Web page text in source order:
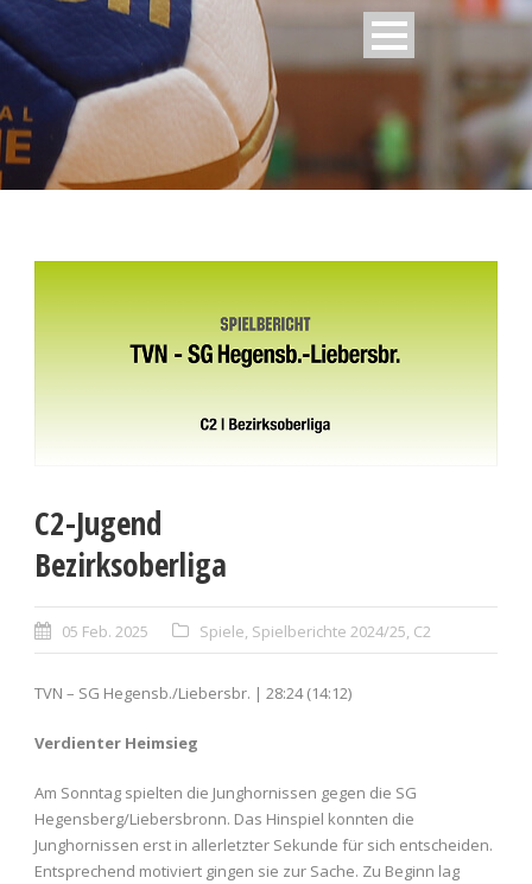
C2-Jugend
Bezirksoberliga
05 Feb. 2025 Spiele, Spielberichte 2024/25, C2
TVN – SG Hegensb./Liebersbr. | 28:24 (14:12)
Verdienter Heimsieg
Am Sonntag spielten die Junghornissen gegen die SG
Hegensberg/Liebersbronn. Das Hinspiel konnten die
Junghornissen erst in allerletzter Sekunde für sich entscheiden.
Entsprechend motiviert gingen sie zur Sache. Zu Beginn lag